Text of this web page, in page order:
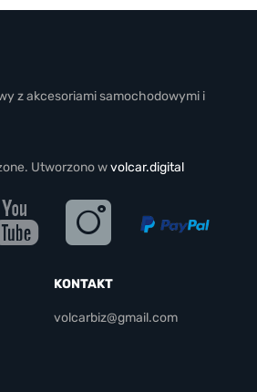
z akcesoriami samochodowymi i
Utworzono wvolcar.digital
KONTAKT
volcarbiz@gmail.com